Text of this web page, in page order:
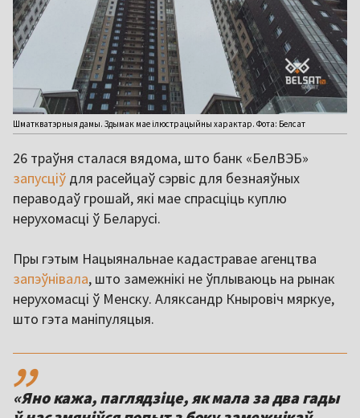
Шматкватэрныя дамы. Здымак мае ілюстрацыйны характар. Фота: Белсат
26 траўня сталася вядома, што банк «БелВЭБ»
запусціў для расейцаў сэрвіс для безнаяўных
пераводаў грошай, які мае спрасціць куплю
нерухомасці ў Беларусі.
Пры гэтым Нацыянальнае кадастравае агенцтва
запэўнівала, што замежнікі не ўплываюць на рынак
нерухомасці ў Менску. Аляксандр Кныровіч мяркуе,
што гэта маніпуляцыя.
,,
«Яно кажа, паглядзіце, як мала за два гады